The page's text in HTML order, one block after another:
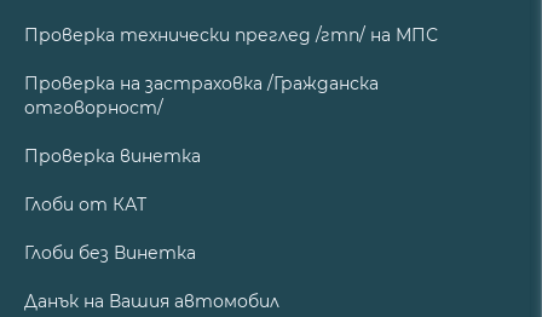
Проверка технически преглед /гтп/ на МПС
Проверка на застраховка /Гражданска
отговорност/
Проверка винетка
Глоби от КАТ
Глоби без Винетка
Данък на Вашия автомобил